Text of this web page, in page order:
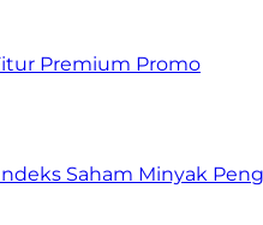
Premium Promo
Saham Minyak